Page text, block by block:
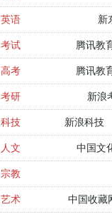
英语 新
考试 腾讯教
高考 腾讯教
考研 新浪
科技 新浪科技
人文 中国文
宗教
艺术 中国收藏